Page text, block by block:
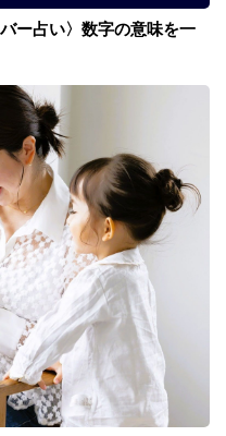
ー占い〉数字の意味を一